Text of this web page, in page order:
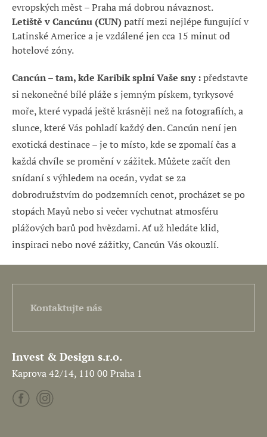
evropských měst – Praha má dobrou návaznost.
Letiště v Cancúnu (CUN)patří mezi nejlépe fungující v
Latinské Americe a je vzdálené jen cca 15 minut od
hotelové zóny.
Cancún – tam, kde Karibik splní Vaše sny :představte
si nekonečné bílé pláže s jemným pískem, tyrkysové
moře, které vypadá ještě krásněji než na fotografiích, a
slunce, které Vás pohladí každý den. Cancún není jen
exotická destinace – je to místo, kde se zpomalí čas a
každá chvíle se promění v zážitek. Můžete začít den
snídaní s výhledem na oceán, vydat se za
dobrodružstvím do podzemních cenot, procházet se po
stopách Mayů nebo si večer vychutnat atmosféru
plážových barů pod hvězdami. Ať už hledáte klid,
inspiraci nebo nové zážitky, Cancún Vás okouzlí.
Kontaktujte nás
Invest & Design s.r.o.
Kaprova 42/14, 110 00 Praha 1